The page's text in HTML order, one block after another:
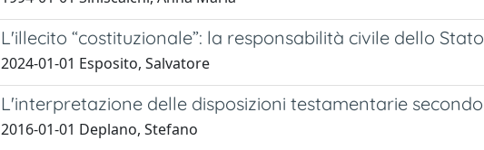
L'illecito “costituzionale”: la responsabilità civile dello
2024-01-01 Esposito, Salvatore
L'interpretazione delle disposizioni testamentarie
2016-01-01 Deplano, Stefano